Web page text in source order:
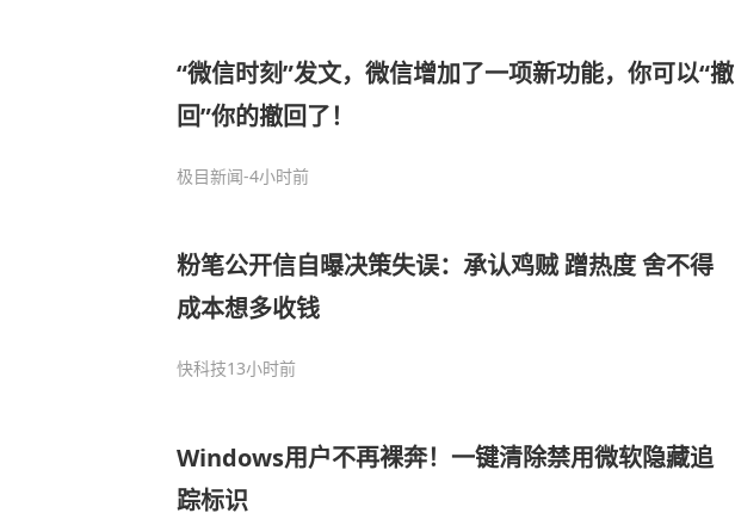
“微信时刻”发文，微信增加了一项新功能，你可以“撤
回”你的撤回了！
极目新闻-4小时前
粉笔公开信自曝决策失误：承认鸡贼 蹭热度 舍不得
成本想多收钱
快科技13小时前
Windows用户不再裸奔！一键清除禁用微软隐藏追
踪标识